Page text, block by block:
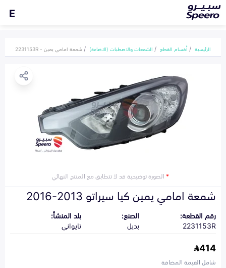
E
الرئيسية أقسام القطع الشمعات والاصطبات (الاضاءة) شمعة امامي يمين - 2231153R
*الصورة توضيحية قد لا تتطابق مع المنتج النهائي
شمعة امامي يمين كيا سيراتو 2013-2016
رقم القطعة:
2231153R
الصنع:
بديل
بلد المنشأ:
تايواني
414
شامل القيمة المضافة